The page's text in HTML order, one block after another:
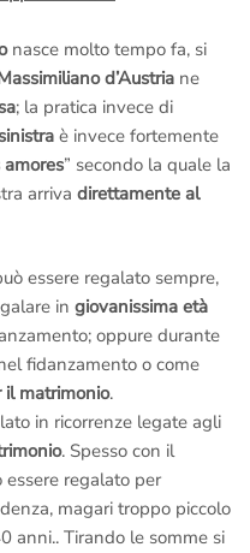
nasce molto tempo fa, si
d’Austria ne
; la pratica invece di
è invece fortemente
” secondo la quale la
arriva direttamente al
essere regalato sempre,
in giovanissima età
oppure durante
fidanzamento o come
il matrimonio.
in ricorrenze legate agli
. Spesso con il
regalato per
magari troppo piccolo
anni.. Tirando le somme si